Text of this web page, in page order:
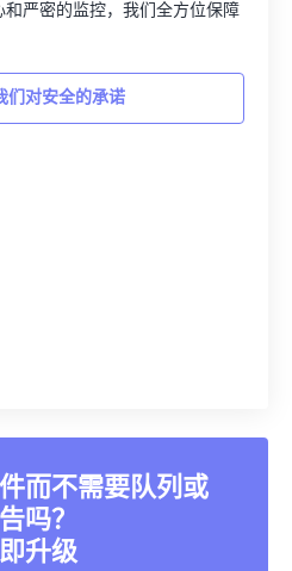
严密的监控，我们全方位保障
们对安全的承诺
而不需要队列或
吗？
升级